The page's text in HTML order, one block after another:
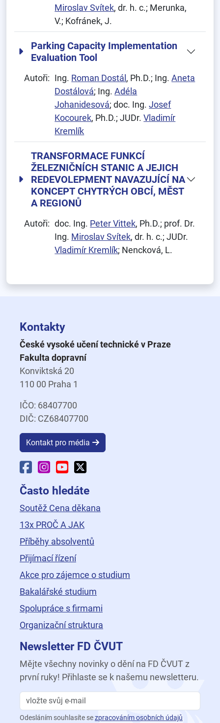
Miroslav Svítek, dr. h. c.; Merunka,
V.; Kofránek, J.
Parking Capacity Implementation
Evaluation Tool
Autoři: Ing. Roman Dostál , Ph.D.; Ing.Aneta
Dostálová; Ing.Adéla
Johanidesová; doc. Ing.Josef
Kocourek, Ph.D.; JUDr.Vladimír
Kremlík
TRANSFORMACE FUNKCÍ
ŽELEZNIČNÍCH STANIC A JEJICH
REDEVOLEPMENT NAVAZUJÍCÍ NA
KONCEPT CHYTRÝCH OBCÍ, MĚST
A REGIONŮ
Autoři: doc. Ing. Peter Vittek, Ph.D.; prof. Dr.
Ing. Miroslav Svítek, dr. h. c.; JUDr.
Vladimír Kremlík; Nencková, L.
Kontakty
České vysoké učení technické v Praze
Fakulta dopravní
Konviktská 20
110 00 Praha 1
IČO: 68407700
DIČ: CZ68407700
Kontakt pro média
Facebook Fakulty dopravní
Instagram Fakulty dopravní
YouTube Fakulty dopravní
Často hledáte
Soutěž Cena děkana
13x PROČ A JAK
Příběhy absolventů
Přijímací řízení
Akce pro zájemce o studium
Bakalářské studium
Spolupráce s firmami
Organizační struktura
Newsletter FD ČVUT
Mějte všechny novinky o dění na FD ČVUT z
první ruky! Přihlaste se k našemu newsletteru.
Odesláním souhlasíte sezpracováním osobních údajů